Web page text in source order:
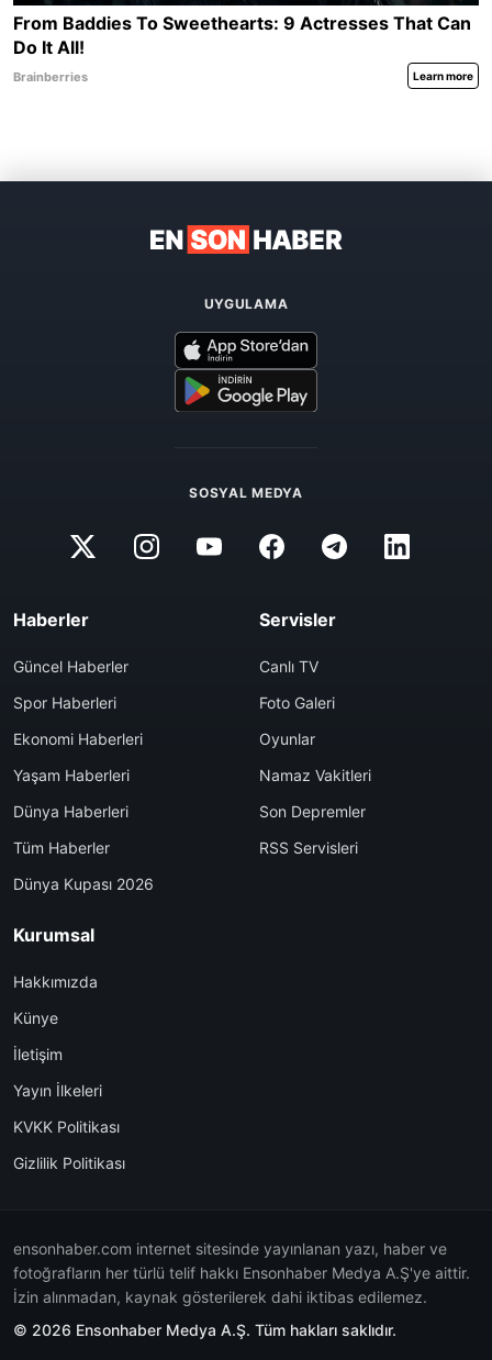
UYGULAMA
SOSYAL MEDYA
Haberler
Güncel Haberler
Spor Haberleri
Ekonomi Haberleri
Yaşam Haberleri
Dünya Haberleri
Tüm Haberler
Dünya Kupası 2026
Servisler
Canlı TV
Foto Galeri
Oyunlar
Namaz Vakitleri
Son Depremler
RSS Servisleri
Kurumsal
Hakkımızda
Künye
İletişim
Yayın İlkeleri
KVKK Politikası
Gizlilik Politikası
ensonhaber.com internet sitesinde yayınlanan yazı, haber ve
fotoğrafların her türlü telif hakkı Ensonhaber Medya A.Ş'ye aittir.
İzin alınmadan, kaynak gösterilerek dahi iktibas edilemez.
© 2026 Ensonhaber Medya A.Ş. Tüm hakları saklıdır.